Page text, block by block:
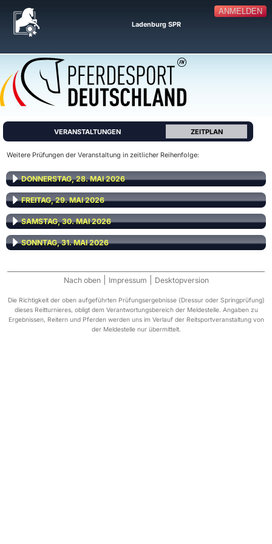
ANMELDEN
Ladenburg SPR
VERANSTALTUNGEN ZEITPLAN
Weitere Prüfungen der Veranstaltung in zeitlicher Reihenfolge:
DONNERSTAG, 28. MAI 2026
FREITAG, 29. MAI 2026
SAMSTAG, 30. MAI 2026
SONNTAG, 31. MAI 2026
Nach oben Impressum Desktopversion
Die Richtigkeit der oben aufgeführten Prüfungsergebnisse (Dressur oder Springprüfung)
dieses Reitturnieres, obligt dem Verantwortungsbereich der Meldestelle. Angaben zu
Ergebnissen, Reitern und Pferden werden uns im Verlauf der Reitsportveranstaltung von
der Meldestelle nur übermittelt.